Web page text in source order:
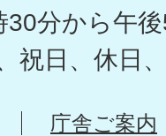
30分から午
祝日、休日
庁舎ご案内